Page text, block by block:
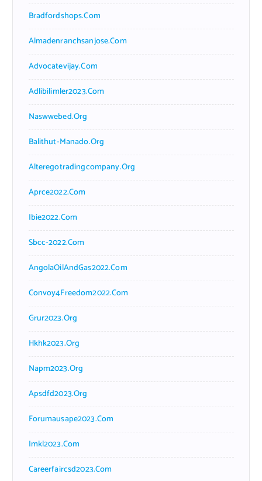
Bradfordshops.com
Almadenranchsanjose.com
Advocatevijay.com
Adlibilimler2023.com
Naswwebed.org
Balithut-Manado.org
Alteregotradingcompany.org
Aprce2022.com
Ibie2022.com
Sbcc-2022.com
AngolaOilAndGas2022.com
Convoy4Freedom2022.com
Grur2023.org
Hkhk2023.org
Napm2023.org
Apsdfd2023.org
Forumausape2023.com
Imkl2023.com
Careerfaircsd2023.com